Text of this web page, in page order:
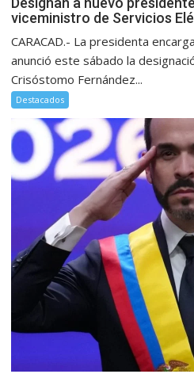
viceministro de Servicios
CARACAD.- La presidenta
anunció este sábado la
Crisóstomo Fernández...
Destacados